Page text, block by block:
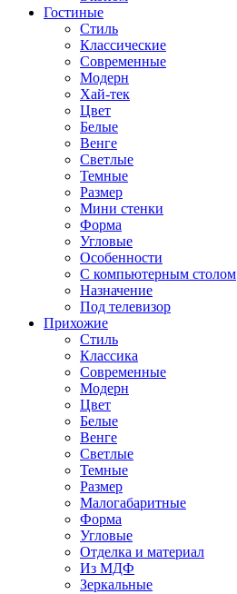
Гостиные
Стиль
Классические
Современные
Модерн
Хай-тек
Цвет
Белые
Венге
Светлые
Темные
Размер
Мини стенки
Форма
Угловые
Особенности
С компьютерным столом
Назначение
Под телевизор
Прихожие
Стиль
Классика
Современные
Модерн
Цвет
Белые
Венге
Светлые
Темные
Размер
Малогабаритные
Форма
Угловые
Отделка и материал
Из МДФ
Зеркальные